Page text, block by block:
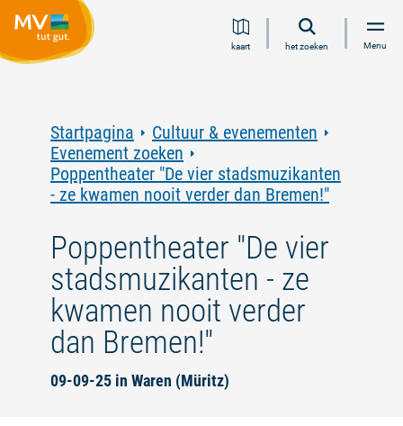
Ga
naar
Ga
naar
Ga
naar
Ga
naar
kaart het zoeken Menu
Startpagina
Cultuur & evenementen
Evenement zoeken
Poppentheater "De vier stadsmuzikanten
- ze kwamen nooit verder dan Bremen!"
Poppentheater "De vier
stadsmuzikanten - ze
kwamen nooit verder
dan Bremen!"
09-09-25 in Waren (Müritz)